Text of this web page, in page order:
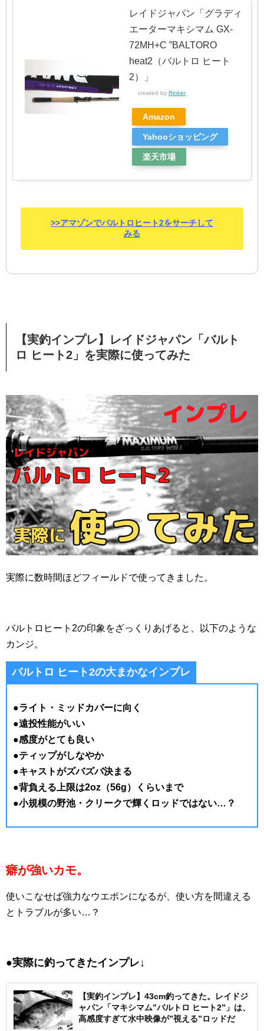
レイドジャパン「グラディ
エーターマキシマム GX-
72MH+C ”BALTORO
heat2（バルトロ ヒート
2）」
created by Rinker
Amazon
Yahooショッピング
楽天市場
>>アマゾンでバルトロヒート2をサーチして
みる
【実釣インプレ】レイドジャパン「バルト
ロ ヒート2」を実際に使ってみた
実際に数時間ほどフィールドで使ってきました。
バルトロヒート2の印象をざっくりあげると、以下のような
カンジ。
バルトロ ヒート2の大まかなインプレ
●ライト・ミッドカバーに向く
●遠投性能がいい
●感度がとても良い
●ティップがしなやか
●キャストがズバズバ決まる
●背負える上限は2oz（56g）くらいまで
●小規模の野池・クリークで輝くロッドではない…？
癖が強いカモ。
使いこなせば強力なウエポンになるが、使い方を間違える
とトラブルが多い…？
●実際に釣ってきたインプレ↓
【実釣インプレ】43cm釣ってきた。レイドジ
ャパン「マキシマム”バルトロ ヒート2”」は、
高感度すぎて水中映像が”視える”ロッドだ